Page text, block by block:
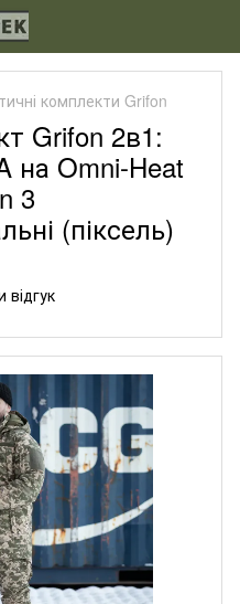
комплекти Grifon
Grifon 2в1:
на Omni-Heat
3
(піксель)
відгук